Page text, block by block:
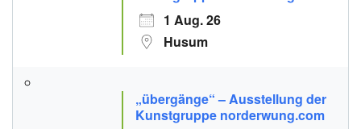
1 Aug. 26
Husum
„übergänge“ – Ausstellung der
Kunstgruppe norderwung.com